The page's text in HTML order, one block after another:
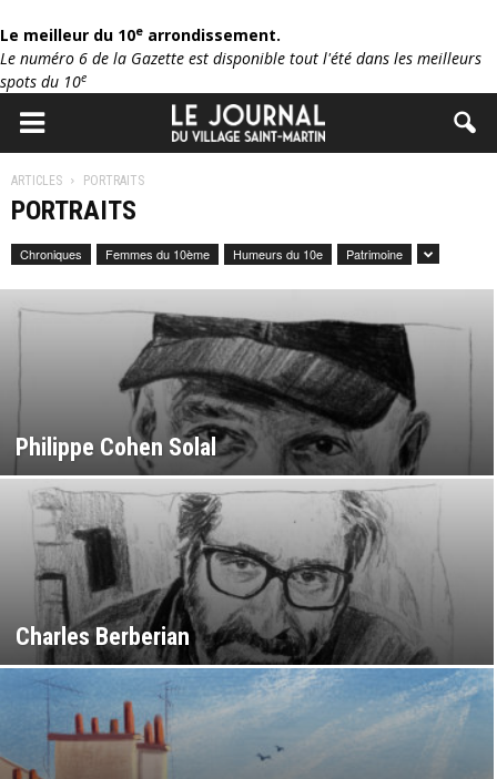
Le meilleur du 10e arrondissement.
Le numéro 6 de la Gazette est disponible tout l'été dans les meilleurs
spots du 10e
ARTICLES PORTRAITS
PORTRAITS
Chroniques Femmes du 10ème Humeurs du 10e Patrimoine
Philippe Cohen Solal
Charles Berberian